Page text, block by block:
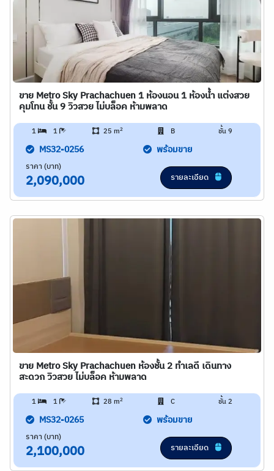
ขาย Metro Sky Prachachuen 1 ห้องนอน 1 ห้องน้ำ แต่งสวย
คุมโทน ชั้น 9 วิวสวย ไม่บล็อค ห้ามพลาด
1 1 25 m2 B ชั้น 9
MS32-0256 พร้อมขาย
ราคา (บาท)
2,090,000 รายละเอียด
ขาย Metro Sky Prachachuen ห้องชั้น 2 ทำเลดี เดินทาง
สะดวก วิวสวย ไม่บล็อค ห้ามพลาด
1 1 28 m2 C ชั้น 2
MS32-0265 พร้อมขาย
ราคา (บาท)
2,100,000 รายละเอียด